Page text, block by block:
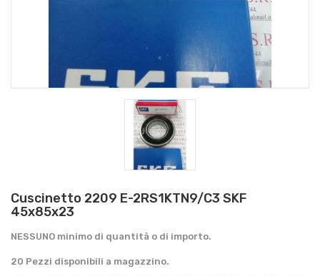
Cuscinetto 2209 E-2RS1KTN9/C3 SKF
45x85x23
NESSUNO minimo di quantità o di importo.
20 Pezzi disponibili a magazzino.